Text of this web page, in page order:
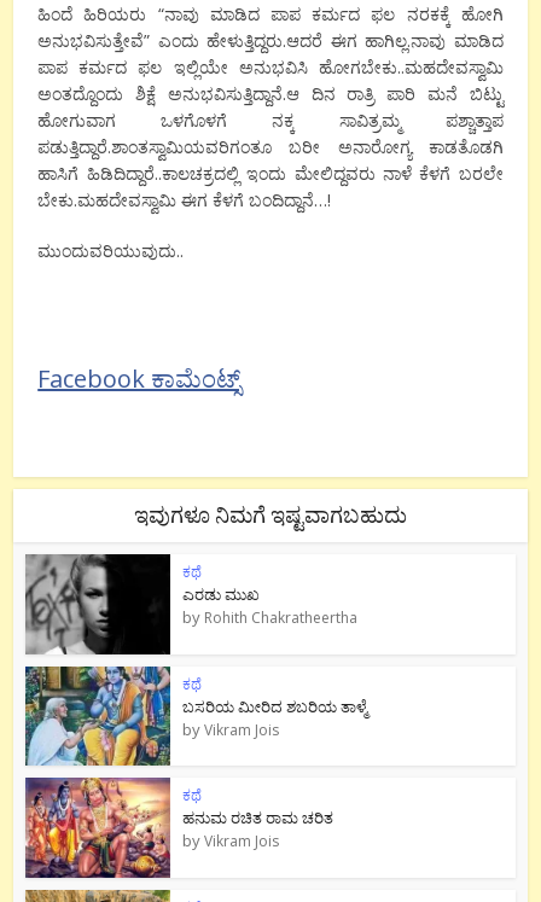
ಹಿಂದೆ ಹಿರಿಯರು “ನಾವು ಮಾಡಿದ ಪಾಪ ಕರ್ಮದ ಫಲ ನರಕಕ್ಕೆ ಹೋಗಿ
ಅನುಭವಿಸುತ್ತೇವೆ” ಎಂದು ಹೇಳುತ್ತಿದ್ದರು.ಆದರೆ ಈಗ ಹಾಗಿಲ್ಲ.ನಾವು ಮಾಡಿದ
ಪಾಪ ಕರ್ಮದ ಫಲ ಇಲ್ಲಿಯೇ ಅನುಭವಿಸಿ ಹೋಗಬೇಕು..ಮಹದೇವಸ್ವಾಮಿ
ಅಂತದ್ದೊಂದು ಶಿಕ್ಷೆ ಅನುಭವಿಸುತ್ತಿದ್ದಾನೆ.ಆ ದಿನ ರಾತ್ರಿ ಪಾರಿ ಮನೆ ಬಿಟ್ಟು
ಹೋಗುವಾಗ ಒಳಗೊಳಗೆ ನಕ್ಕ ಸಾವಿತ್ರಮ್ಮ ಪಶ್ಚಾತ್ತಾಪ
ಪಡುತ್ತಿದ್ದಾರೆ.ಶಾಂತಸ್ವಾಮಿಯವರಿಗಂತೂ ಬರೀ ಅನಾರೋಗ್ಯ ಕಾಡತೊಡಗಿ
ಹಾಸಿಗೆ ಹಿಡಿದಿದ್ದಾರೆ..ಕಾಲಚಕ್ರದಲ್ಲಿ ಇಂದು ಮೇಲಿದ್ದವರು ನಾಳೆ ಕೆಳಗೆ ಬರಲೇ
ಬೇಕು.ಮಹದೇವಸ್ವಾಮಿ ಈಗ ಕೆಳಗೆ ಬಂದಿದ್ದಾನೆ…!
ಮುಂದುವರಿಯುವುದು..
Facebook ಕಾಮೆಂಟ್ಸ್
ಇವುಗಳೂ ನಿಮಗೆ ಇಷ್ಟವಾಗಬಹುದು
ಕಥೆ
ಎರಡು ಮುಖ
by Rohith Chakratheertha
ಕಥೆ
ಬಸರಿಯ ಮೀರಿದ ಶಬರಿಯ ತಾಳ್ಮೆ
byVikram Jois
ಕಥೆ
ಹನುಮ ರಚಿತ ರಾಮ‌ ಚರಿತ
byVikram Jois